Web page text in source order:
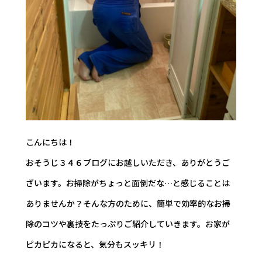
こんにちは！
おそうじ３４６ブログにお越しいただき、ありがとうご
ざいます。お掃除がちょっと面倒だな…と感じることは
ありませんか？そんな方のために、簡単で効率的なお掃
除のコツや裏技をたっぷりご紹介していきます。お家が
ピカピカになると、気分もスッキリ！